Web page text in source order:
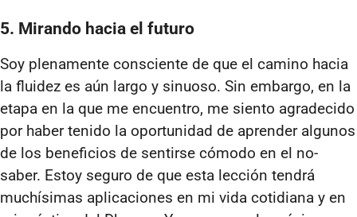
5. Mirando hacia el futuro
Soy plenamente consciente de que el camino hacia
la fluidez es aún largo y sinuoso. Sin embargo, en la
etapa en la que me encuentro, me siento agradecido
por haber tenido la oportunidad de aprender algunos
de los beneficios de sentirse cómodo en el no-
saber. Estoy seguro de que esta lección tendrá
muchísimas aplicaciones en mi vida cotidiana y en